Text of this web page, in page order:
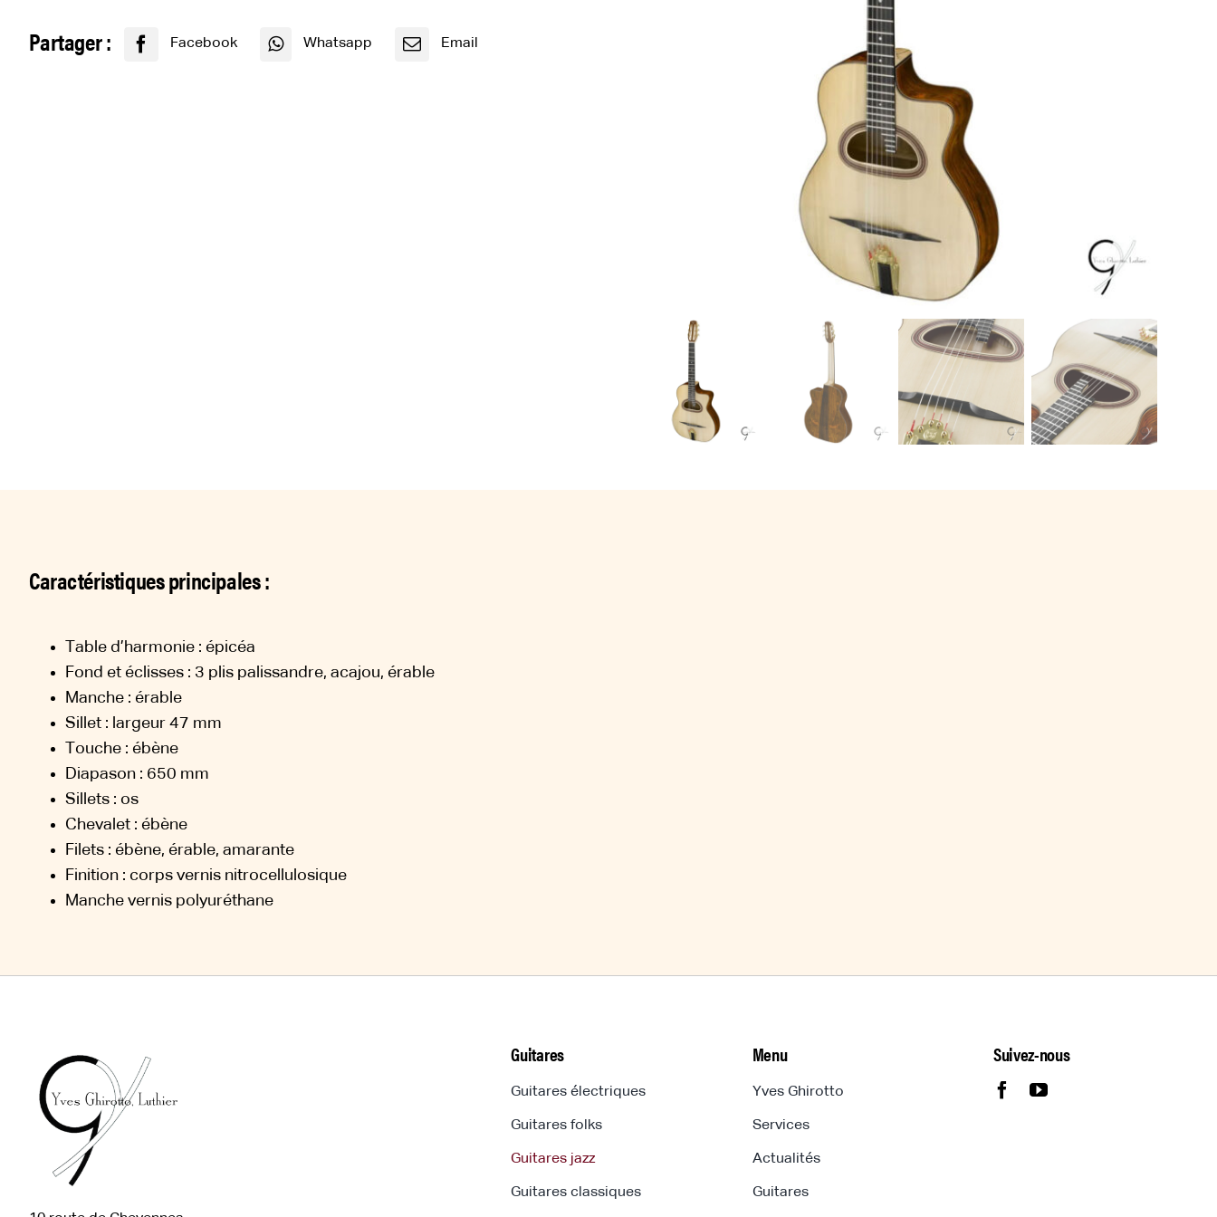
Partager : Facebook Whatsapp Email
Caractéristiques principales :
Table d’harmonie : épicéa
Fond et éclisses : 3 plis palissandre, acajou, érable
Manche : érable
Sillet : largeur 47 mm
Touche : ébène
Diapason : 650 mm
Sillets : os
Chevalet : ébène
Filets : ébène, érable, amarante
Finition : corps vernis nitrocellulosique
Manche vernis polyuréthane
Guitares
Guitares électriques
Guitares folks
Guitares jazz
Guitares classiques
Menu
Yves Ghirotto
Services
Actualités
Guitares
Suivez-nous